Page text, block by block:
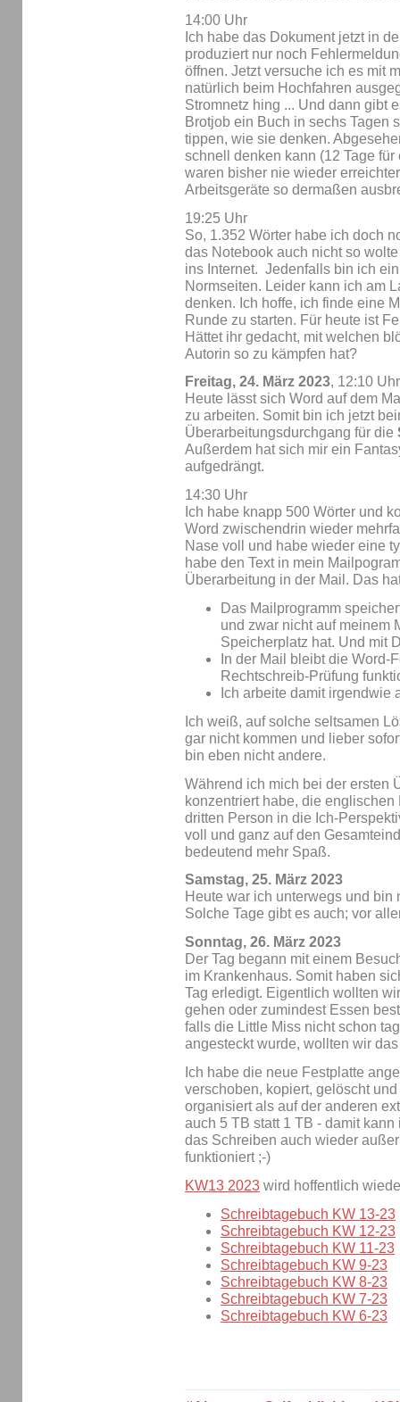
14:00 Uhr
Ich habe das Dokument jetzt in
produziert nur noch
öffnen. Jetzt versuche ich es mit
natürlich beim Hochfahren
Stromnetz hing ... Und dann gibt
Brotjob ein Buch in sechs Tagen
tippen, wie sie denken.
schnell denken kann (12 Tage
waren bisher nie wieder
Arbeitsgeräte so dermaßen
19:25 Uhr
So, 1.352 Wörter habe ich doch
das Notebook auch nicht so
ins Internet. Jedenfalls bin ich
Normseiten. Leider kann ich am
denken. Ich hoffe, ich finde eine
Runde zu starten. Für heute ist
Hättet ihr gedacht, mit welchen
Autorin so zu kämpfen hat?
Freitag, 24. März 2023, 12:10 Uhr
Heute lässt sich Word auf dem
zu arbeiten. Somit bin ich jetzt
Überarbeitungsdurchgang für die
Außerdem hat sich mir ein
aufgedrängt.
14:30 Uhr
Ich habe knapp 500 Wörter und
Word zwischendrin wieder
Nase voll und habe wieder eine
habe den Text in mein
Überarbeitung in der Mail. Das
Das Mailprogramm
und zwar nicht auf meinem
Speicherplatz hat. Und mit
In der Mail bleibt die Word-
Rechtschreib-Prüfung
Ich arbeite damit irgendwie
Ich weiß, auf solche seltsamen
gar nicht kommen und lieber
bin eben nicht andere.
Während ich mich bei der ersten
konzentriert habe, die
dritten Person in die Ich-
voll und ganz auf den
bedeutend mehr Spaß.
Samstag, 25. März 2023
Heute war ich unterwegs und
Solche Tage gibt es auch; vor
Sonntag, 26. März 2023
Der Tag begann mit einem
im Krankenhaus. Somit haben
Tag erledigt. Eigentlich wollten
gehen oder zumindest Essen
falls die Little Miss nicht schon
angesteckt wurde, wollten wir
Ich habe die neue Festplatte
verschoben, kopiert, gelöscht
organisiert als auf der anderen
auch 5 TB statt 1 TB - damit
das Schreiben auch wieder
funktioniert ;-)
KW13 2023 wird hoffentlich
Schreibtagebuch KW 13-23
Schreibtagebuch KW 12-23
Schreibtagebuch KW 11-23
Schreibtagebuch KW 9-23
Schreibtagebuch KW 8-23
Schreibtagebuch KW 7-23
Schreibtagebuch KW 6-23